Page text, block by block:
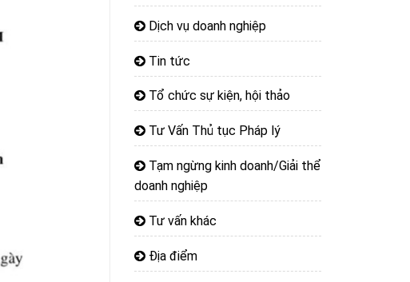
Dịch vụ doanh nghiệp
Tin tức
Tổ chức sự kiện, hội thảo
Tư Vấn Thủ tục Pháp lý
Tạm ngừng kinh doanh/Giải thể
doanh nghiệp
Tư vấn khác
Địa điểm